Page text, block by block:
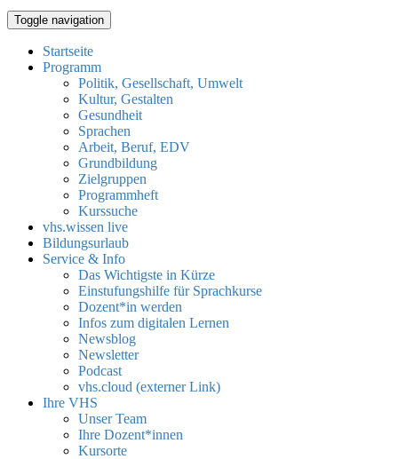
Toggle navigation
Startseite
Programm
Politik, Gesellschaft, Umwelt
Kultur, Gestalten
Gesundheit
Sprachen
Arbeit, Beruf, EDV
Grundbildung
Zielgruppen
Programmheft
Kurssuche
vhs.wissen live
Bildungsurlaub
Service & Info
Das Wichtigste in Kürze
Einstufungshilfe für Sprachkurse
Dozent*in werden
Infos zum digitalen Lernen
Newsblog
Newsletter
Podcast
vhs.cloud (externer Link)
Ihre VHS
Unser Team
Ihre Dozent*innen
Kursorte